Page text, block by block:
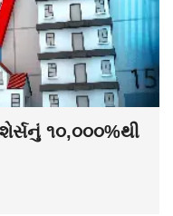
૧૦,૦૦૦%થી